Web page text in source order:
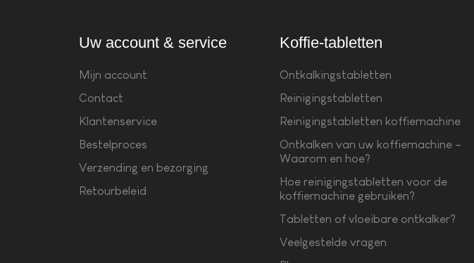
Uw account & service
Mijn account
Contact
Klantenservice
Bestelproces
Verzending en bezorging
Retourbeleid
Koffie-tabletten
Ontkalkingstabletten
Reinigingstabletten
Reinigingstabletten koffiemachine
Ontkalken van uw koffiemachine –
Waarom en hoe?
Hoe reinigingstabletten voor de
koffiemachine gebruiken?
Tabletten of vloeibare ontkalker?
Veelgestelde vragen